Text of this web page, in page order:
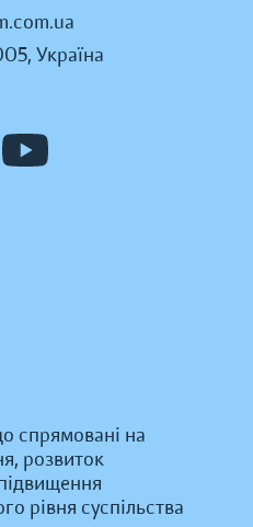
Україна
спрямовані на
розвиток
рівня суспільства